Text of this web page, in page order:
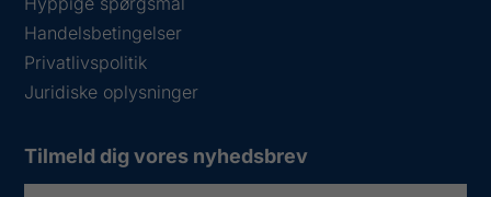
Handelsbetingelser
Privatlivspolitik
Juridiske oplysninger
Tilmeld dig vores nyhedsbrev